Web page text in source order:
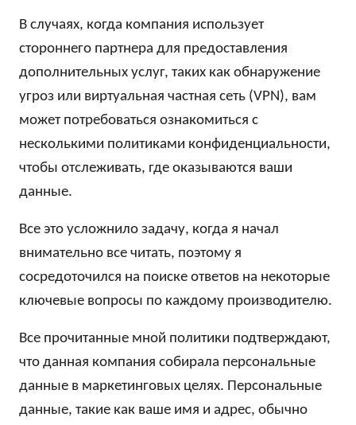
В случаях, когда компания использует
стороннего партнера для предоставления
дополнительных услуг, таких как обнаружение
угроз или виртуальная частная сеть (VPN), вам
может потребоваться ознакомиться с
несколькими политиками конфиденциальности,
чтобы отслеживать, где оказываются ваши
данные.
Все это усложнило задачу, когда я начал
внимательно все читать, поэтому я
сосредоточился на поиске ответов на некоторые
ключевые вопросы по каждому производителю.
Все прочитанные мной политики подтверждают,
что данная компания собирала персональные
данные в маркетинговых целях. Персональные
данные, такие как ваше имя и адрес, обычно